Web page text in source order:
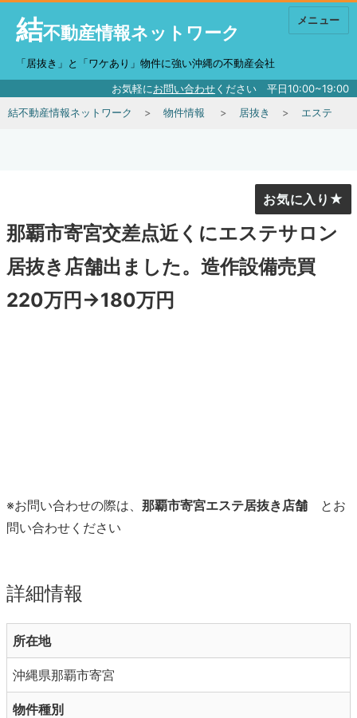
結不動産情報ネットワーク
「居抜き」と「ワケあり」物件に強い沖縄の不動産会社
お気軽にお問い合わせください 平日10:00~19:00
メニュー
結不動産情報ネットワーク 物件情報 居抜き エステ
那覇市寄宮交差点近くにエステサロン
居抜き店舗出ました。造作設備売買
220万円→180万円
お気に入り
※お問い合わせの際は、 那覇市寄宮エステ居抜き店舗 とお
問い合わせください
詳細情報
所在地
沖縄県那覇市寄宮
物件種別